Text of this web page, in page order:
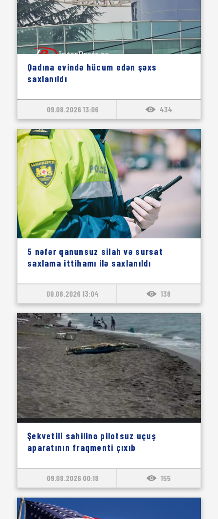
Qadına evində hücum edən şəxs
saxlanıldı
09.08.2026 13:06 434
5 nəfər qanunsuz silah və sursat
saxlama ittihamı ilə saxlanıldı
09.08.2026 13:04 138
Şekvetili sahilinə pilotsuz uçuş
aparatının fraqmenti çıxıb
09.08.2026 00:18 155